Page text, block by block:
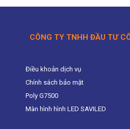
CÔNG TY TNHH ĐẦU TƯ
Điều khoản dịch vụ
Chính sách bảo mật
Poly G7500
Màn hình hình LED SAVILED